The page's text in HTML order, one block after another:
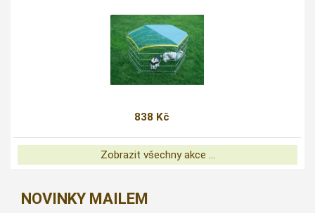
838 Kč
Zobrazit všechny akce ...
NOVINKY MAILEM